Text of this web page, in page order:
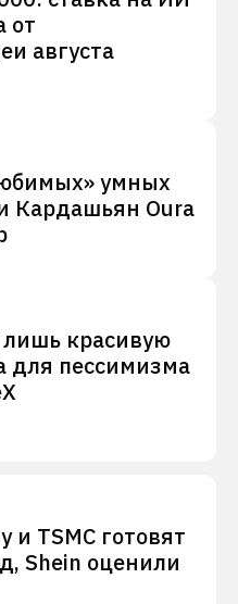
от
августа
умных
Кардашьян Oura
красивую
для пессимизма
и TSMC готовят
Shein оценили